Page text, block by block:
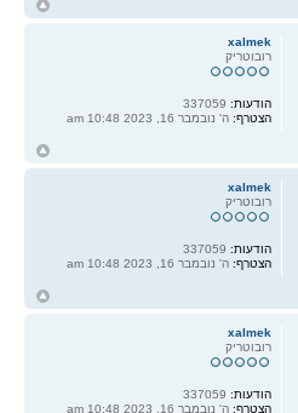
xalmek
רובוטריק
הודעות:337059
הצטרף:ה' נובמבר 16, 2023 10:48 am
xalmek
רובוטריק
הודעות:
הצטרף: ה' נובמבר 16, 2023 10:48 am
xalmek
רובוטריק
הודעות:337059
הצטרף:ה' נובמבר 16, 2023 10:48 am